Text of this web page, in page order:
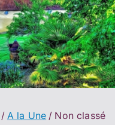
A la Une Non classé